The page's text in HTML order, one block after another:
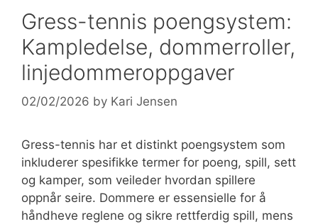
Gress-tennis poengsystem:
Kampledelse, dommerroller,
linjedommeroppgaver
02/02/2026 by Kari Jensen
Gress-tennis har et distinkt poengsystem som
inkluderer spesifikke termer for poeng, spill, sett
og kamper, som veileder hvordan spillere
oppnår seire. Dommere er essensielle for å
håndheve reglene og sikre rettferdig spill, mens